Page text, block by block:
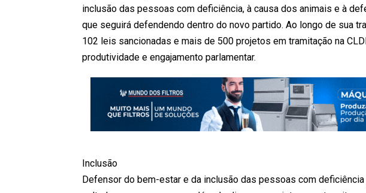
inclusão das pessoas com deficiência, à causa dos animais e à
que seguirá defendendo dentro do novo partido. Ao longo de sua
102 leis sancionadas e mais de 500 projetos em tramitação na
produtividade e engajamento parlamentar.
Inclusão
Defensor do bem-estar e da inclusão das pessoas com